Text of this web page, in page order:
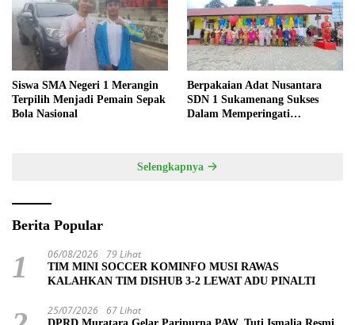
Siswa SMA Negeri 1 Merangin
Terpilih Menjadi Pemain Sepak
Bola Nasional
Berpakaian Adat Nusantara
SDN 1 Sukamenang Sukses
Dalam Memperingati
Selengkapnya
Berita Popular
1 06/08/2026 79 Lihat
TIM MINI SOCCER KOMINFO MUSI RAWAS
KALAHKAN TIM DISHUB 3-2 LEWAT ADU PINALTI
25/07/2026 67 Lihat